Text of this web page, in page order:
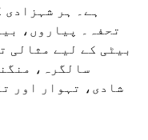
ہے۔ ہر
تحفہ۔ پیاروں،
بیٹی کے لیے مثالی
سالگرہ،
شادی، تہوار اور